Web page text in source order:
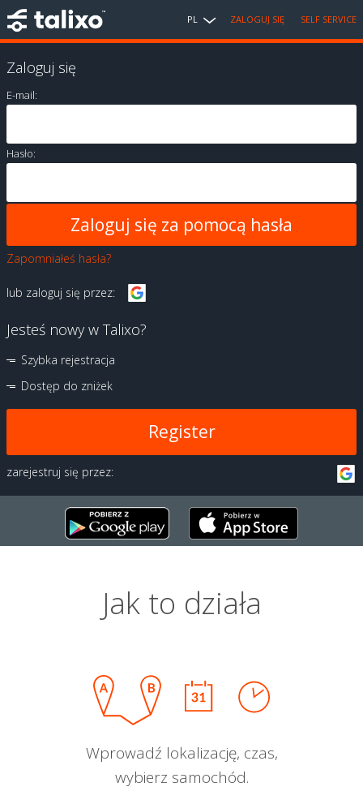
PL ZALOGUJ SIĘ SELF SERVICE
Zaloguj się
E-mail:
Hasło:
Zapomniałeś hasła?
lub zaloguj się przez:
Jesteś nowy w Talixo?
Szybka rejestracja
Dostęp do zniżek
Register
zarejestruj się przez:
Jak to działa
Wprowadź lokalizację, czas,
wybierz samochód.